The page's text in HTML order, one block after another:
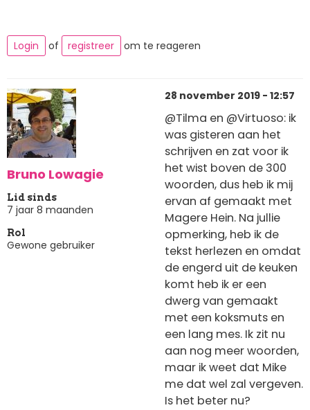
Login of registreer om te reageren
Bruno Lowagie
Lid sinds
7 jaar 8 maanden
Rol
Gewone gebruiker
28 november 2019 - 12:57
@Tilma en @Virtuoso: ik
was gisteren aan het
schrijven en zat voor ik
het wist boven de 300
woorden, dus heb ik mij
ervan af gemaakt met
Magere Hein. Na jullie
opmerking, heb ik de
tekst herlezen en omdat
de engerd uit de keuken
komt heb ik er een
dwerg van gemaakt
met een koksmuts en
een lang mes. Ik zit nu
aan nog meer woorden,
maar ik weet dat Mike
me dat wel zal vergeven.
Is het beter nu?